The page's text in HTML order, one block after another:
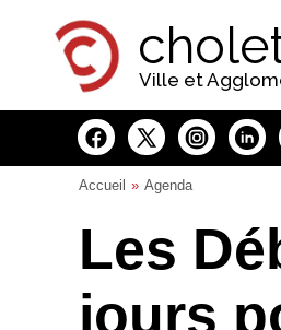
Ville et
Accueil Agenda
Les
jours